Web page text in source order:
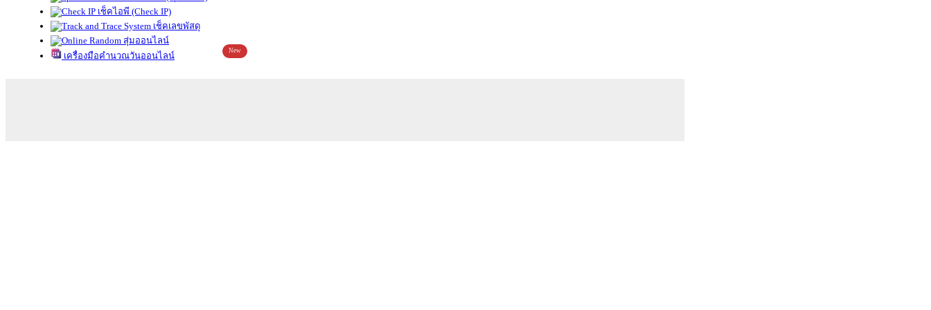
เช็คไอพี (Check IP)
เช็คเลขพัสดุ
สุ่มออนไลน์
เครื่องมือคำนวณวันออนไลน์
New